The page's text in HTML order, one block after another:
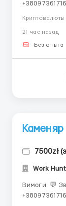
+380973617165
провідний
екологічних
рішень на
Криптовалюты
21 час назад
Без опыта
Каменяр
7500zł
Work
Вимоги: 💬 Зв’язок Контакт: ☎️ Деталі за номером
+380973617165